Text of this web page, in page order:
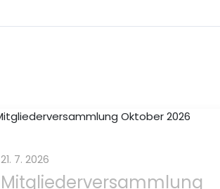
21. 7. 2026
Mitgliederversammlung